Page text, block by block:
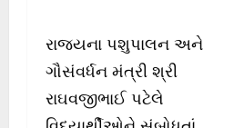
રાજ્યના પશુપાલન અને
ગૌસંવર્ધન મંત્રી શ્રી
રાઘવજીભાઈ પટેલે